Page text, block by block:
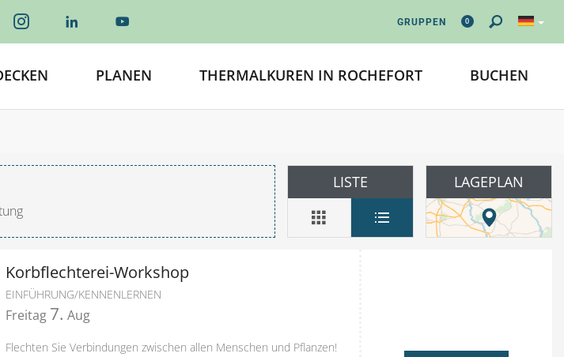
GRUPPEN 0
PLANEN THERMALKUREN IN ROCHEFORT BUCHEN
LISTE LAGEPLAN
Korbflechterei-Workshop
EINFÜHRUNG/KENNENLERNEN
Freitag 7. Aug
Flechten Sie Verbindungen zwischen allen Menschen und Pflanzen!